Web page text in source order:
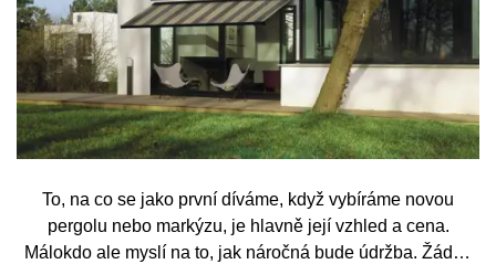
To, na co se jako první díváme, když vybíráme novou
pergolu nebo markýzu, je hlavně její vzhled a cena.
Málokdo ale myslí na to, jak náročná bude údržba. Žádný